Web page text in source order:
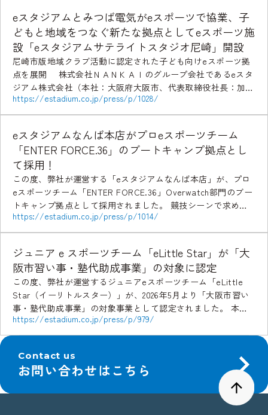
eスタジアムとみつば電気がeスポーツで協業、子
どもと地域をつなぐ新たな拠点としてeスポーツ施
設「eスタジアムサテライトスタジオ尼崎」開設
尼崎市版地域クラブ活動に認定された子ども向けeスポーツ拠
点を展開 株式会社ＮＡＮＫＡＩのグループ会社であるeスタ
ジアム株式会社（本社：大阪府大阪市、代表取締役社長：加藤
寛之、以下「eスタジアム」）と株式会社みつば電気 […]
https://estadium.co.jp/press/p/1028/
eスタジアムなんば本店がプロeスポーツチーム
「ENTER FORCE.36」のブートキャンプ拠点とし
て採用！
この度、弊社が運営する「eスタジアムなんば本店」が、プロ
eスポーツチーム「ENTER FORCE.36」Overwatch部門のブー
トキャンプ拠点として採用されました。 競技シーンで求めら
れる設備や環境を備えた「eスタジ […]
https://estadium.co.jp/press/p/1014/
ジュニア e スポーツチーム「eLittle Star」が「大
阪市習い事・塾代助成事業」の対象に認定
この度、弊社が運営するジュニアeスポーツチーム「eLittle
Star（イーリトルスター）」が、2026年5月より「大阪市習い
事・塾代助成事業」の対象事業として認定されました。 本認
定により、大阪市内の対象世帯は、制度 […]
https://estadium.co.jp/press/p/979/
Contact us
お問い合わせはこちら